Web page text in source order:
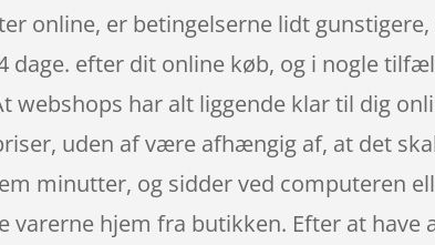
online, er betingelserne lidt
dage. efter dit online køb, og i nogle
webshops har alt liggende klar til dig
uden af være afhængig af, at det
minutter, og sidder ved computeren
hjem fra butikken. Efter at